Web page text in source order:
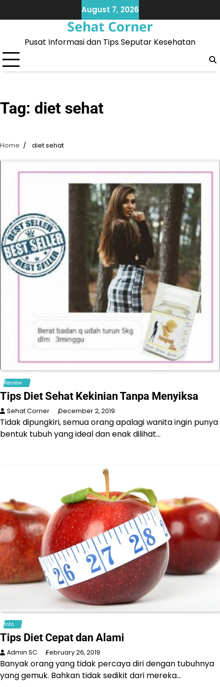
to
August 7, 2026
Sehat Corner
Pusat Informasi dan Tips Seputar Kesehatan
Tag: diet sehat
Home diet sehat
Review
Tips Diet Sehat Kekinian Tanpa Menyiksa
Sehat Corner December 2, 2019
Tidak dipungkiri, semua orang apalagi wanita ingin punya
bentuk tubuh yang ideal dan enak dilihat…
Info
Tips Diet Cepat dan Alami
Admin SC February 26, 2019
Banyak orang yang tidak percaya diri dengan tubuhnya
yang gemuk. Bahkan tidak sedikit dari mereka…